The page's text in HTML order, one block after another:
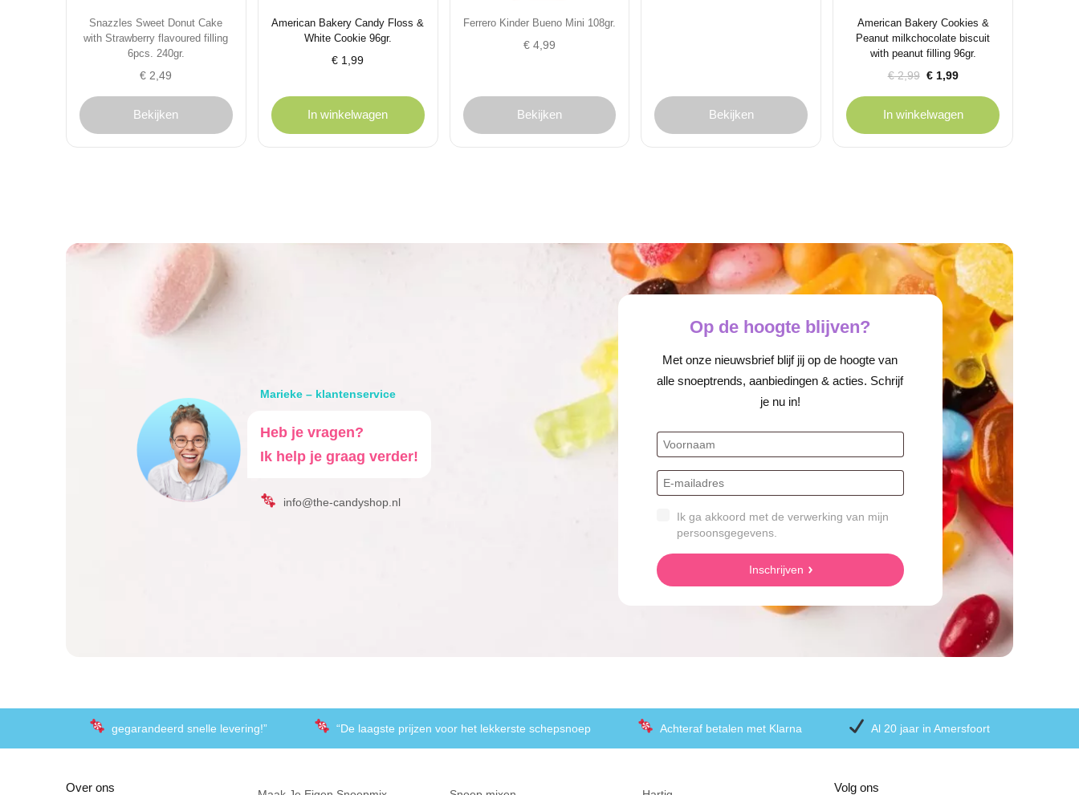
Snazzles Sweet Donut Cake
with Strawberry flavoured filling
6pcs. 240gr.
€ 2,49
Bekijken
American Bakery Candy Floss &
White Cookie 96gr.
€ 1,99
In winkelwagen
Ferrero Kinder Bueno Mini 108gr.
€4,99
Bekijken Bekijken
American Bakery Cookies &
Peanut milkchocolate biscuit
with peanut filling 96gr.
€2,99
Oorspronkelijke
€ 2,99.
€1,99
Huidige
€ 1,99.
In winkelwagen
Marieke – klantenservice
Heb je vragen?
Ik help je graag verder!
info@the-candyshop.nl
Op de hoogte blijven?
Met onze nieuwsbrief blijf jij op de hoogte van
alle snoeptrends, aanbiedingen & acties. Schrijf
je nu in!
Ik ga akkoord met de verwerking van mijn
persoonsgegevens.
Inschrijven
gegarandeerd snelle levering!” “De laagste prijzen voor het lekkerste schepsnoep Achteraf betalen met Klarna Al 20 jaar in Amersfoort
Over ons Volg ons